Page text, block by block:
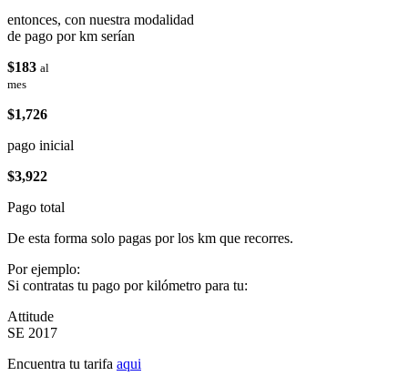
entonces, con nuestra modalidad
de pago por km serían
$183 al
mes
$1,726
pago inicial
$3,922
Pago total
De esta forma solo pagas por los km que recorres.
Por ejemplo:
Si contratas tu pago por kilómetro para tu:
Attitude
SE 2017
Encuentra tu tarifa aqui